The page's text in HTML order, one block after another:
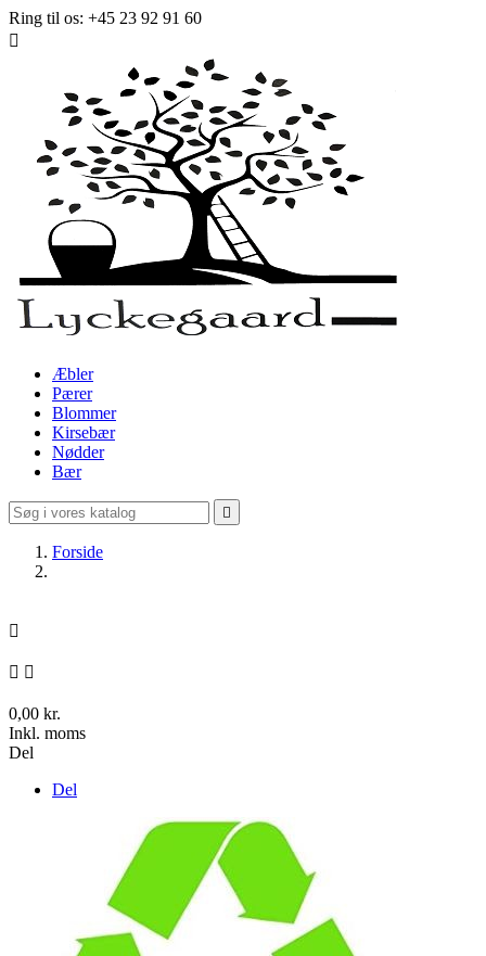
Ring til os: +45 23 92 91 60

Æbler
Pærer
Blommer
Kirsebær
Nødder
Bær

Forside

 
0,00 kr.
Inkl. moms
Del
Del